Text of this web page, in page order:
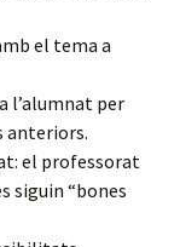
el tema a
l’alumnat per
anteriors.
el professorat
siguin “bones